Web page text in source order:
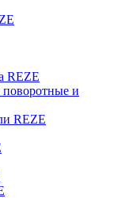
REZE
и
REZE